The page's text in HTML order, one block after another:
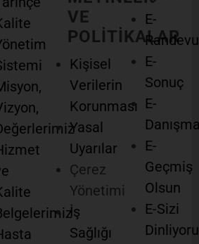
VE
POLİTİKALAR
Kişisel
Verilerin
Korunması
Yasal
Uyarılar
Çerez
Yönetimi
İş
Sağlığı
E-
Randevu
E-
Sonuç
E-
E-
Geçmiş
Olsun
E-Sizi